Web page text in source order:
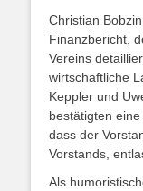
Christian
Finanzbericht,
Vereins
wirtschaftliche
Keppler und
bestätigten
dass der
Vorstands,
Als